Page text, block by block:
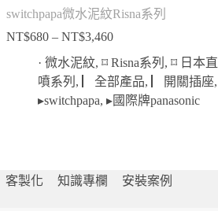
switchpapa微水泥紋Risna系列
NT$680 – NT$3,460價
格
範
圍：
NT$680
· 微水泥紋,⌑ Risna系列 ,⌑ 日本直
噴系列 , ▏全部產品, ▏開關插座,
▸switchpapa,▸國際牌panasonic
客製化 知識專欄
安裝案例